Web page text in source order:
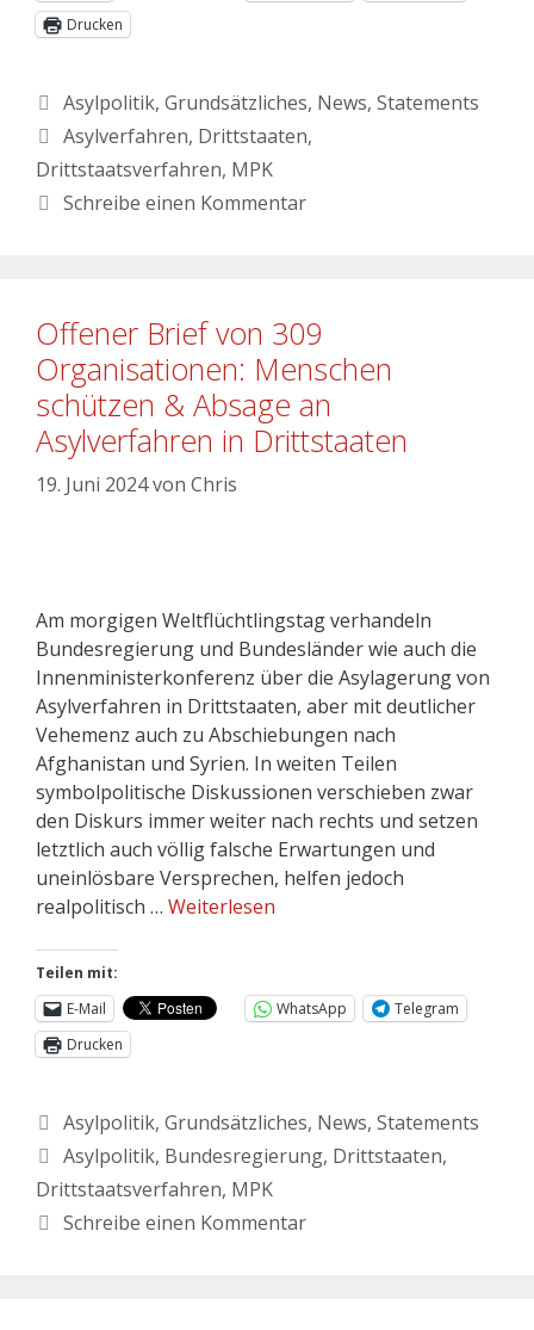
Drucken
Asylpolitik, Grundsätzliches, News, Statements
Asylverfahren, Drittstaaten,
Drittstaatsverfahren, MPK
Schreibe einen Kommentar
Offener Brief von 309
Organisationen: Menschen
schützen & Absage an
Asylverfahren in Drittstaaten
19. Juni 2024von Chris
Am morgigen Weltflüchtlingstag verhandeln
Bundesregierung und Bundesländer wie auch die
Innenministerkonferenz über die Asylagerung von
Asylverfahren in Drittstaaten, aber mit deutlicher
Vehemenz auch zu Abschiebungen nach
Afghanistan und Syrien. In weiten Teilen
symbolpolitische Diskussionen verschieben zwar
den Diskurs immer weiter nach rechts und setzen
letztlich auch völlig falsche Erwartungen und
uneinlösbare Versprechen, helfen jedoch
realpolitisch … Weiterlesen
Teilen mit:
E-Mail
WhatsApp
Telegram
Drucken
Asylpolitik, Grundsätzliches, News, Statements
Asylpolitik, Bundesregierung, Drittstaaten,
Drittstaatsverfahren, MPK
Schreibe einen Kommentar